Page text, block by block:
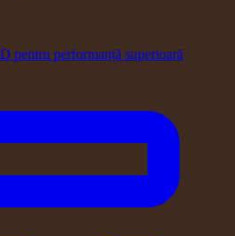
pentru performanță superioară